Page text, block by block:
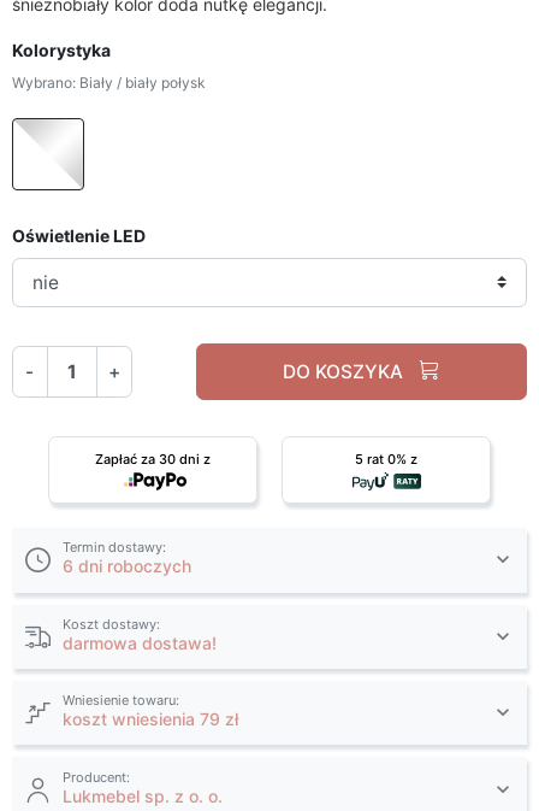
Kolorystyka
Wybrano: Biały / biały połysk
Biały / biały połysk
Oświetlenie LED
- + DO KOSZYKA
Zapłać za 30 dni z 5 rat 0% z
Termin dostawy:
6 dni roboczych
Koszt dostawy:
darmowa dostawa!
Wniesienie towaru:
koszt wniesienia 79 zł
Producent:
Lukmebel sp. z o. o.